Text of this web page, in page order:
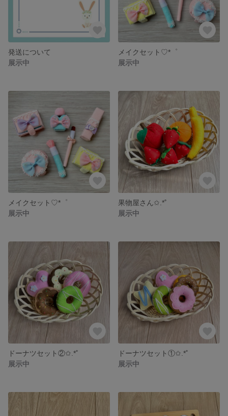
発送について
展示中
メイクセット♡*゜
展示中
メイクセット♡*゜
展示中
果物屋さん✩.*˚
展示中
ドーナツセット②✩.*˚
展示中
ドーナツセット①✩.*˚
展示中